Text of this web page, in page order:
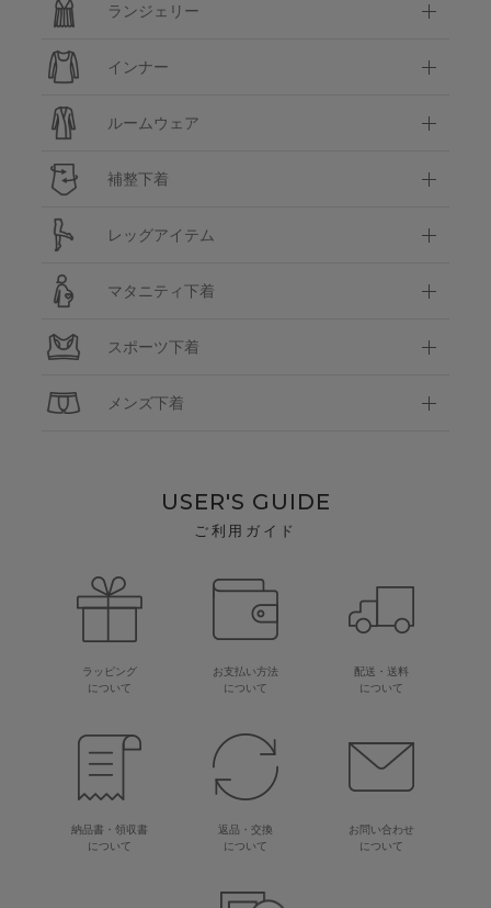
ランジェリー
インナー
ルームウェア
補整下着
レッグアイテム
マタニティ下着
スポーツ下着
メンズ下着
USER'S GUIDE
ご利用ガイド
ラッピング
について
お支払い方法
について
配送・送料
について
納品書・領収書
について
返品・交換
について
お問い合わせ
について